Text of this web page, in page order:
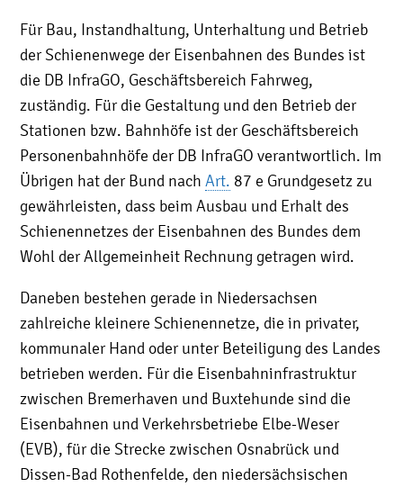
Für Bau, Instandhaltung, Unterhaltung und Betrieb
der Schienenwege der Eisenbahnen des Bundes ist
die DB InfraGO, Geschäftsbereich Fahrweg,
zuständig. Für die Gestaltung und den Betrieb der
Stationen bzw. Bahnhöfe ist der Geschäftsbereich
Personenbahnhöfe der DB InfraGO verantwortlich. Im
Übrigen hat der Bund nachArt. 87 e Grundgesetz zu
gewährleisten, dass beim Ausbau und Erhalt des
Schienennetzes der Eisenbahnen des Bundes dem
Wohl der Allgemeinheit Rechnung getragen wird.
Daneben bestehen gerade in Niedersachsen
zahlreiche kleinere Schienennetze, die in privater,
kommunaler Hand oder unter Beteiligung des Landes
betrieben werden. Für die Eisenbahninfrastruktur
zwischen Bremerhaven und Buxtehunde sind die
Eisenbahnen und Verkehrsbetriebe Elbe-Weser
(EVB), für die Strecke zwischen Osnabrück und
Dissen-Bad Rothenfelde, den niedersächsischen